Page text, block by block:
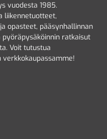
vuodesta 1985.
liikennetuotteet,
opasteet, pääsynhallinnan
ratkaisut
Voit tutustua